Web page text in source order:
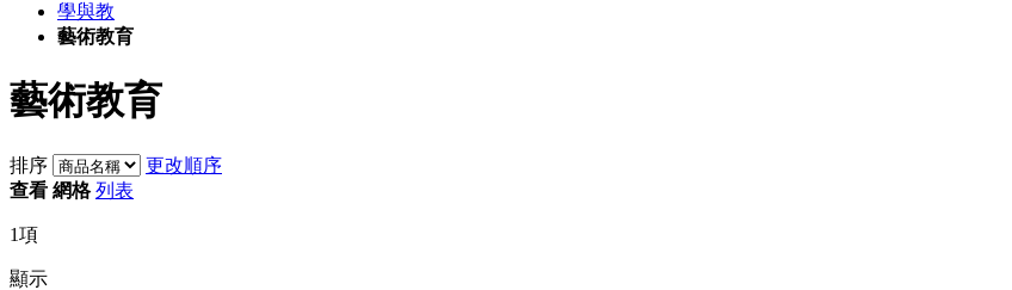
學與教
藝術教育
藝術教育
排序
更改順序
查看 網格 列表
1項
顯示